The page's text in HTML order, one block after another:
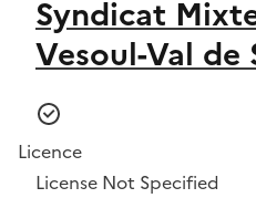
Syndicat
Vesoul-Val de
Licence
License Not Specified